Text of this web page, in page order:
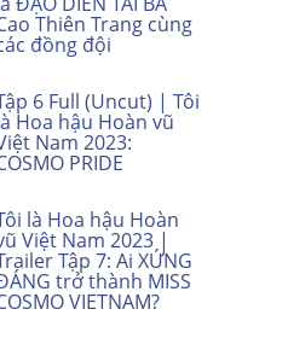
Thiên Trang cùng
đồng đội
6 Full (Uncut) | Tôi
Hoa hậu Hoàn vũ
Nam 2023:
PRIDE
là Hoa hậu Hoàn
Việt Nam 2023 |
Tập 7: Ai XỨNG
trở thành MISS
VIETNAM?